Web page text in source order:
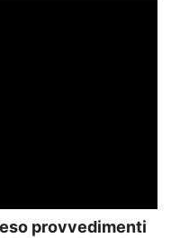
provvedimenti